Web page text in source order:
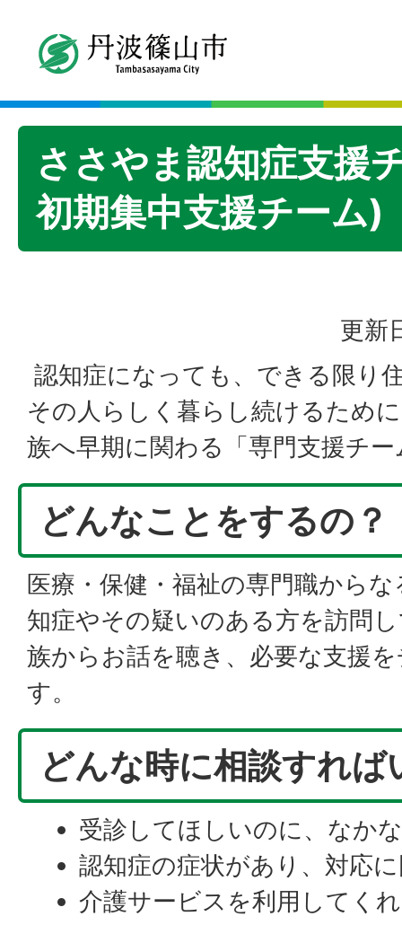
ささやま認知症支援
初期集中支援チーム)
更新
認知症になっても、できる限り
その人らしく暮らし続けるため
族へ早期に関わる「専門支援チ
どんなことをするの？
医療・保健・福祉の専門職から
知症やその疑いのある方を訪問
族からお話を聴き、必要な支援
す。
どんな時に相談すれば
受診してほしいのに、なか
認知症の症状があり、対応
介護サービスを利用してく